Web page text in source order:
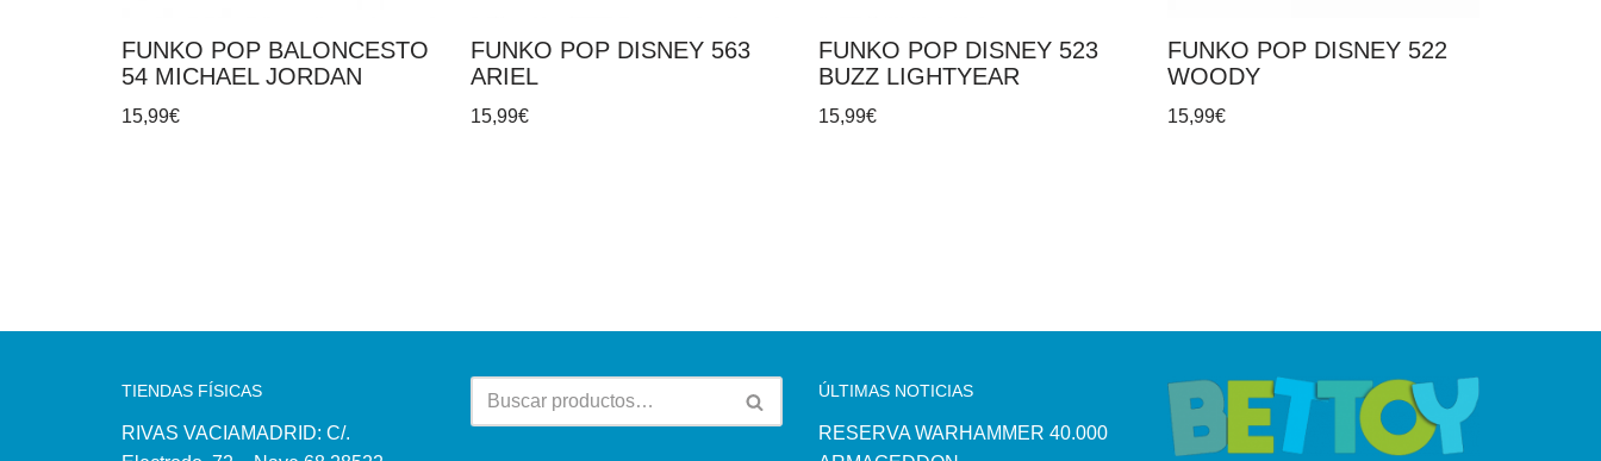
FUNKO POP BALONCESTO
54 MICHAEL JORDAN
15,99€
FUNKO POP DISNEY 563
ARIEL
15,99€
FUNKO POP DISNEY 523
BUZZ LIGHTYEAR
15,99€
FUNKO POP DISNEY 522
WOODY
15,99€
TIENDAS FÍSICAS
RIVAS VACIAMADRID: C/.
ÚLTIMAS NOTICIAS
RESERVA WARHAMMER 40.000